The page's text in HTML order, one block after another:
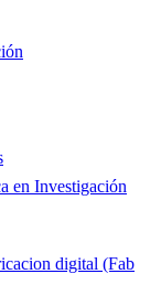
en Investigación
digital (Fab